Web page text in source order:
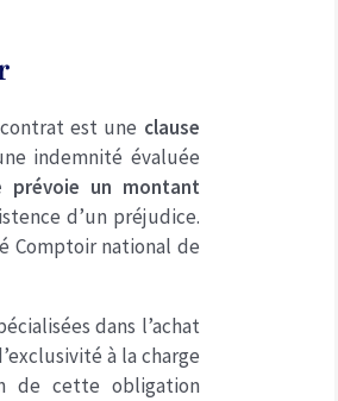
est une clause
indemnité évaluée
prévoie un montant
d’un préjudice.
Comptoir national de
dans l’achat
à la charge
de cette obligation